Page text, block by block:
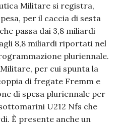
Militare si registra,
per il caccia di sesta
passa dai 3,8 miliardi
8,8 miliardi riportati nel
pluriennale.
per cui spunta la
di fregate Fremm e
di spesa pluriennale per
U212 Nfs che
È presente anche un